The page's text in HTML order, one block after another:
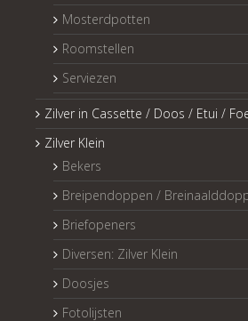
Mosterdpotten
Roomstellen
Serviezen
Zilver in Cassette / Doos / Etui /
Zilver Klein
Bekers
Breipendoppen /
Briefopeners
Diversen: Zilver Klein
Doosjes
Fotolijsten